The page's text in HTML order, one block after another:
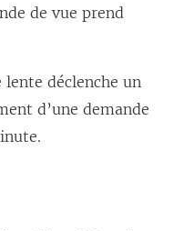
de vue prend
déclenche un
d’une demande